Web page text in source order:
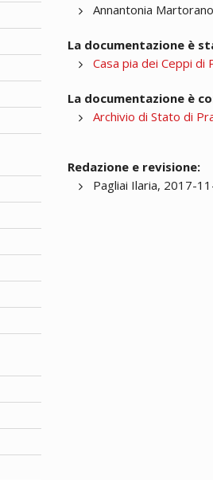
Annantonia
La documentazione è
Casa pia dei Ceppi di
La documentazione è
Archivio di Stato di
Redazione e revisione:
Pagliai Ilaria, 2017-